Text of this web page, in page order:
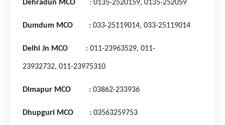
Dehradun MCO : 0135-2520159, 0135-252059
Dumdum MCO : 033-25119014, 033-25119014
Delhi Jn MCO : 011-23963529, 011-
23932732, 011-23975310
Dimapur MCO : 03862-233936
Dhupguri MCO : 03563259753